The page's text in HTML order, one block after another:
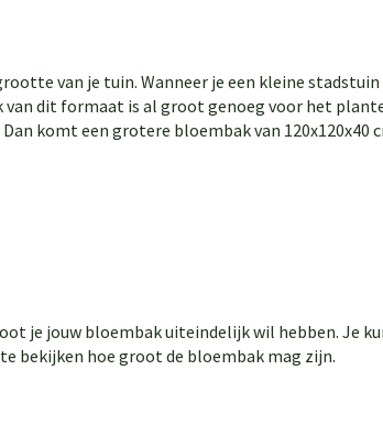
van je tuin. Wanneer je een kleine
dit formaat is al groot genoeg voor het
komt een grotere bloembak van
je jouw bloembak uiteindelijk wil hebben. Je
bekijken hoe groot de bloembak mag zijn.